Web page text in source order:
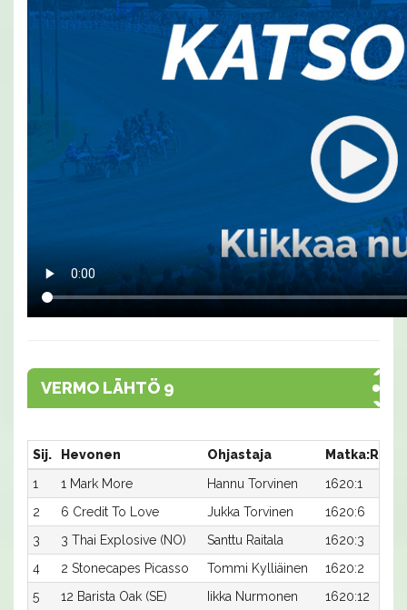
VERMO LÄHTÖ 9
Sij. Hevonen Ohjastaja
Matka:Rata
1
1 Mark More Hannu Torvinen
1620:1
2
6 Credit To Love Jukka Torvinen
1620:6
3
3 Thai Explosive (NO) Santtu Raitala
1620:3
4
2 Stonecapes Picasso Tommi Kylliäinen
1620:2
5
12 Barista Oak (SE) Iikka Nurmonen
1620:12